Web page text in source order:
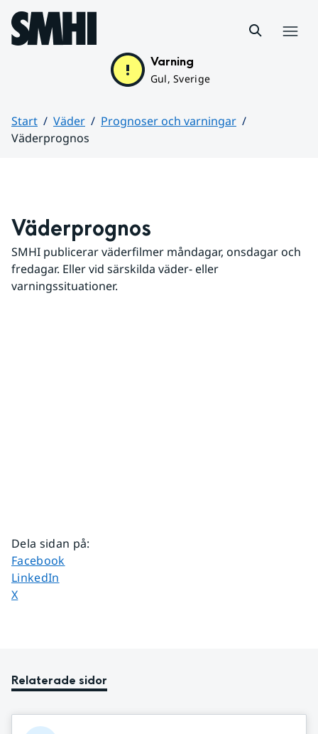
Hoppa till sidans innehåll
Varning
Gul, Sverige
Start Väder
Prognoser och varningar
Väderprognos
Väderprognos
SMHI publicerar väderfilmer måndagar, onsdagar och
fredagar. Eller vid särskilda väder- eller
varningssituationer.
Dela sidan på:
Dela sidan på
Facebook
Dela sidan på
LinkedIn
Dela sidan på
X
Relaterade sidor